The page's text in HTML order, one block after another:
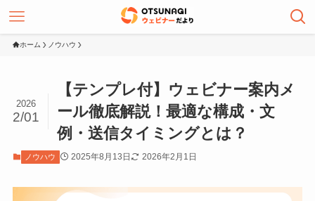
ホーム ノウハウ
【テンプレ付】ウェビナー案内メ
ール徹底解説！最適な構成・文
例・送信タイミングとは？
2026
2/01
ノウハウ 2025年8月13日 2026年2月1日